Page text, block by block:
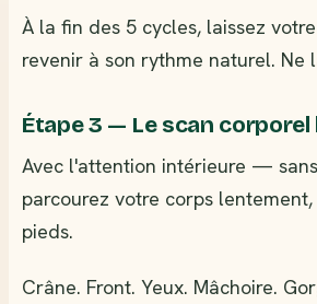
À la fin des 5 cycles, laissez
revenir à son rythme naturel. Ne
Étape 3 — Le scan corporel
Avec l'attention intérieure —
parcourez votre corps
pieds.
Crâne. Front. Yeux. Mâchoire.